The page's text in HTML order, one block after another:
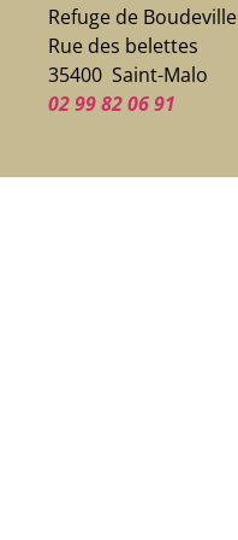
Refuge de Boudeville
Rue des belettes
35400 Saint-Malo
02 99 82 06 91